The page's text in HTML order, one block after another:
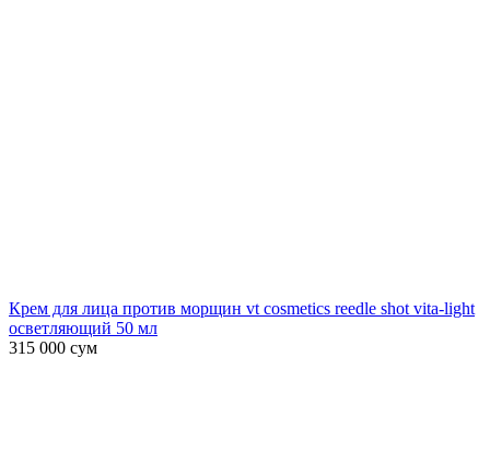
Крем для лица против морщин vt cosmetics reedle shot vita-light
осветляющий 50 мл
315 000 сум